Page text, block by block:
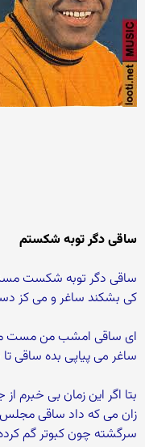
ساقی دگر توبه شکستم
ساقی دگر توبه شکست
کی بشکند ساغر و می کز
ای ساقی امشب من مست
ساغر می پیاپی بده ساقی تا
بتا اگر این زمان بی خبرم
زان می که داد ساقی
سرگشته چون کبوتر گم